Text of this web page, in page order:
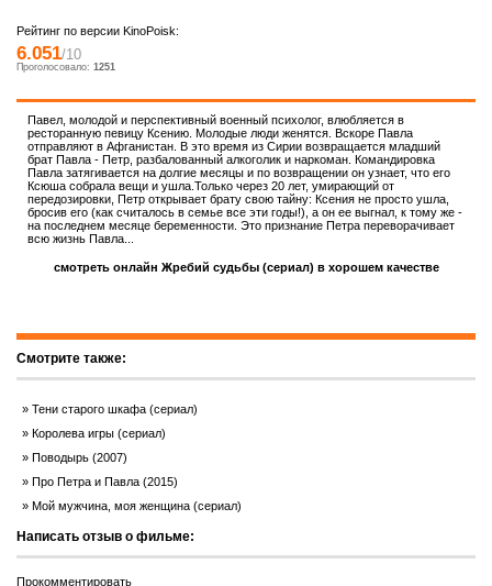
Рейтинг по версии KinoPoisk:
6.051/10
Проголосовало: 1251
Павел, молодой и перспективный военный психолог, влюбляется в
ресторанную певицу Ксению. Молодые люди женятся. Вскоре Павла
отправляют в Афганистан. В это время из Сирии возвращается младший
брат Павла - Петр, разбалованный алкоголик и наркоман. Командировка
Павла затягивается на долгие месяцы и по возвращении он узнает, что его
Ксюша собрала вещи и ушла.Только через 20 лет, умирающий от
передозировки, Петр открывает брату свою тайну: Ксения не просто ушла,
бросив его (как считалось в семье все эти годы!), а он ее выгнал, к тому же -
на последнем месяце беременности. Это признание Петра переворачивает
всю жизнь Павла...
смотреть онлайн Жребий судьбы (сериал) в хорошем качестве
Смотрите также:
Тени старого шкафа (сериал)
Королева игры (сериал)
Поводырь (2007)
Про Петра и Павла (2015)
Мой мужчина, моя женщина (сериал)
Написать отзыв о фильме:
Прокомментировать